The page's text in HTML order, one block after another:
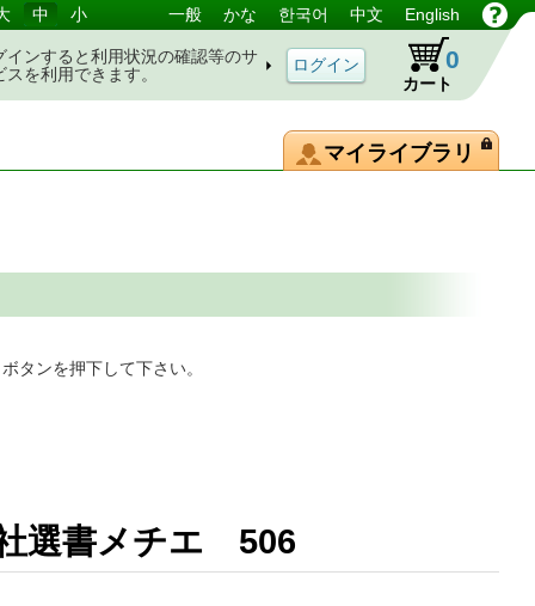
中 小 一般 かな 한국어 中文 English
インすると利用状況の確認等のサ
スを利用できます。
カート
0
マイライブラリ
タンを押下して下さい。
社選書メチエ 506